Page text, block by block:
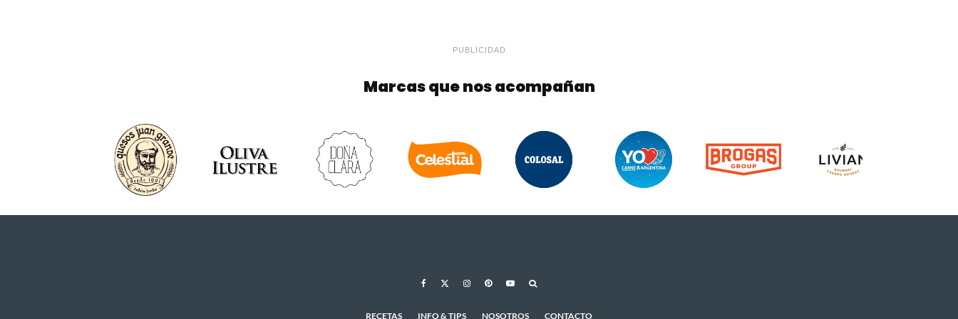
PUBLICIDAD
Marcas que nos acompañan
RECETAS INFO & TIPS NOSOTROS CONTACTO